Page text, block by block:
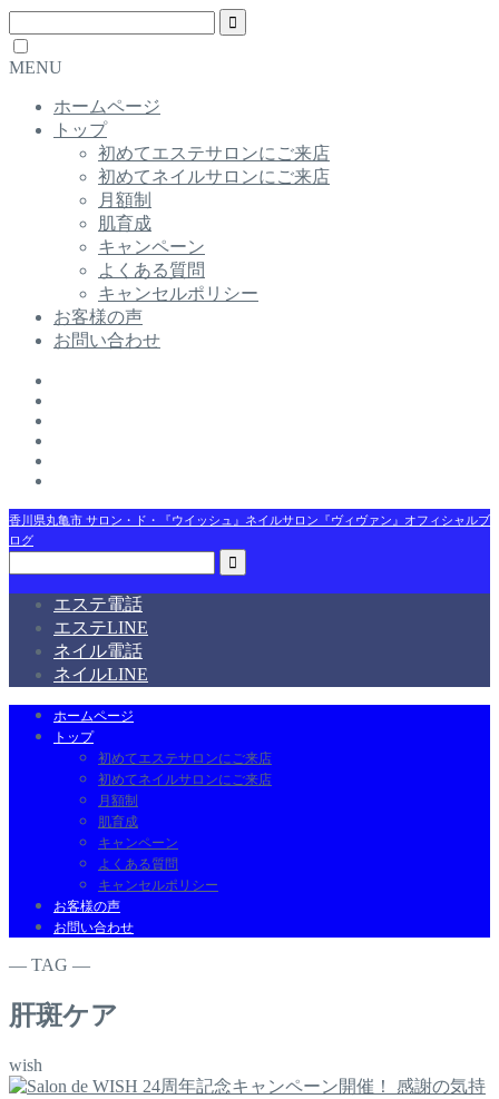
MENU
ホームページ
トップ
初めてエステサロンにご来店
初めてネイルサロンにご来店
月額制
肌育成
キャンペーン
よくある質問
キャンセルポリシー
お客様の声
お問い合わせ
香川県丸亀市 サロン・ド・『ウイッシュ』ネイルサロン『ヴィヴァン』オフィシャルブ
ログ
エステ電話
エステLINE
ネイル電話
ネイルLINE
ホームページ
トップ
初めてエステサロンにご来店
初めてネイルサロンにご来店
月額制
肌育成
キャンペーン
よくある質問
キャンセルポリシー
お客様の声
お問い合わせ
― TAG ―
肝斑ケア
wish